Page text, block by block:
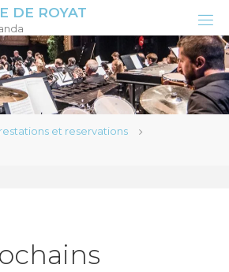
DE ROYAT
et reservations